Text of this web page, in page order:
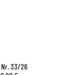
Nr. 33/26